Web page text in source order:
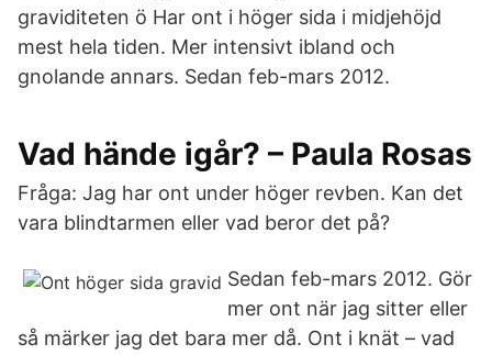
graviditeten ö Har ont i höger sida i midjehöjd
mest hela tiden. Mer intensivt ibland och
gnolande annars. Sedan feb-mars 2012.
Vad hände igår? – Paula Rosas
Fråga: Jag har ont under höger revben. Kan det
vara blindtarmen eller vad beror det på?
Sedan feb-mars 2012. Gör
mer ont när jag sitter eller
så märker jag det bara mer då. Ont i knät – vad